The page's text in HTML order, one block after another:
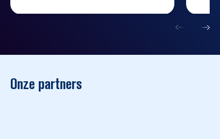
ontspannen.
Onze partners